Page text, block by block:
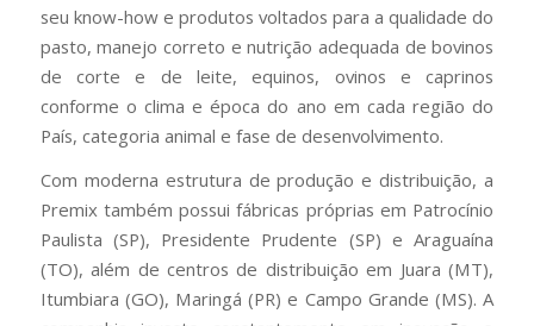
seu know-how e produtos voltados para a qualidade do
pasto, manejo correto e nutrição adequada de bovinos
de corte e de leite, equinos, ovinos e caprinos
conforme o clima e época do ano em cada região do
País, categoria animal e fase de desenvolvimento.
Com moderna estrutura de produção e distribuição, a
Premix também possui fábricas próprias em Patrocínio
Paulista (SP), Presidente Prudente (SP) e Araguaína
(TO), além de centros de distribuição em Juara (MT),
Itumbiara (GO), Maringá (PR) e Campo Grande (MS). A